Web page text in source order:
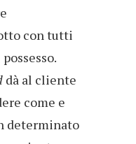
con tutti
dà al cliente
come e
determinato